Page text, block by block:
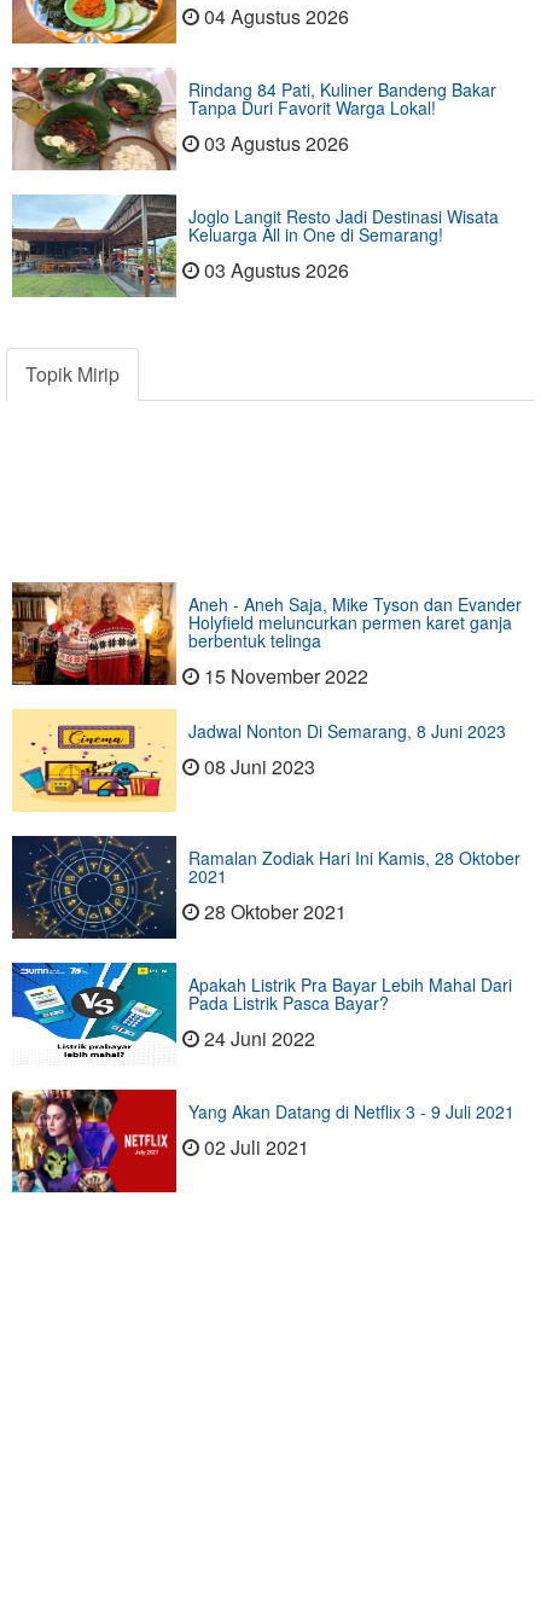
04 Agustus 2026
Rindang 84 Pati, Kuliner Bandeng Bakar
Tanpa Duri Favorit Warga Lokal!
03 Agustus 2026
Joglo Langit Resto Jadi Destinasi Wisata
Keluarga All in One di Semarang!
03 Agustus 2026
Topik Mirip
Aneh - Aneh Saja, Mike Tyson dan Evander
Holyfield meluncurkan permen karet ganja
berbentuk telinga
15 November 2022
Jadwal Nonton Di Semarang, 8 Juni 2023
08 Juni 2023
Ramalan Zodiak Hari Ini Kamis, 28 Oktober
2021
28 Oktober 2021
Apakah Listrik Pra Bayar Lebih Mahal Dari
Pada Listrik Pasca Bayar?
24 Juni 2022
Yang Akan Datang di Netflix 3 - 9 Juli 2021
02 Juli 2021